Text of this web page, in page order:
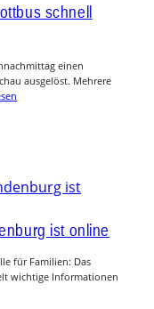
schnell
einen
ausgelöst. Mehrere
ist online
für Familien: Das
wichtige Informationen